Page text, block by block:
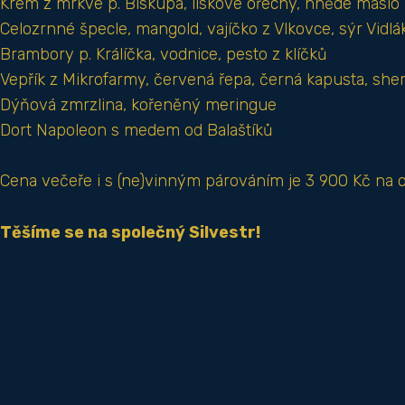
Celozrnné špecle, mangold, vajíčko z Vlkovce, sýr
Brambory p. Králíčka, vodnice, pesto z klíčků
Vepřík z Mikrofarmy, červená řepa, černá kapusta,
Dýňová zmrzlina, kořeněný meringue
Dort Napoleon s medem od Balaštíků
Cena večeře i s (ne)vinným párováním je 3 900 Kč na
Těšíme se na společný Silvestr!